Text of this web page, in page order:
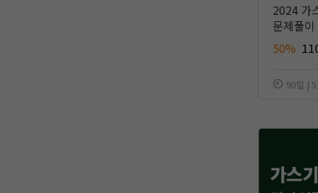
2024 가
문제풀이
50%
90일 |